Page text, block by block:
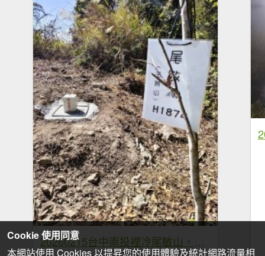
20260215台中南投裡冷尾敏山，又稱王辨山
Cookie 使用同意
本網站使用 Cookies 以提昇您的使用體驗及統計網路流量相